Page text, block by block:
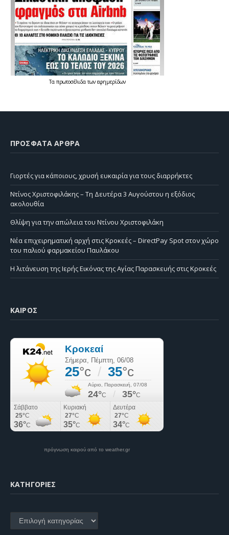
Τα πρωτοσέλιδατων εφημερίδων
ΠΡΌΣΦΑΤΑ ΆΡΘΡΑ
Γιορτές για κάποιους, χρυσή ευκαιρία για τους διαρρήκτες
Ντίνος Χριστοφιλάκης – Τη Δευτέρα 3 Αυγούστου η εξόδιος
ακολουθία
Θλίψη για την απώλεια του Ντίνου Χριστοφιλάκη
Νέα επιχειρηματική αρχή στις Κροκεές – DirectPay Spot στον χώρο
του παλιού φαρμακείου Παυλάκου
Η λιτάνευση της Ιερής Εικόνας της Αγίας Παρασκευής στις Κροκεές
ΚΑΙΡΌΣ
πρόγνωση καιρού από το weather.gr
KΑΤΗΓΟΡΊΕΣ
Kατηγορίες